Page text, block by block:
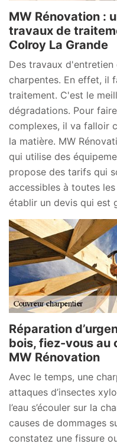
MW Rénovation :
travaux de
Colroy La Grande
Des travaux
charpentes. En effet, il
traitement. C'est le
dégradations. Pour
complexes, il va falloir
la matière. MW
qui utilise des
propose des tarifs qui
accessibles à toutes
établir un devis qui est
Réparation
bois, fiez-vous au
MW Rénovation
Avec le temps, une
attaques d’insectes
l’eau s’écouler sur la
causes de dommages
constatez une fissure